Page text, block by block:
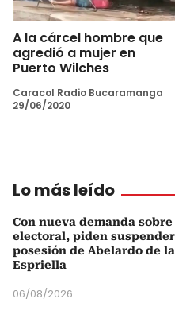
A la cárcel hombre que
agredió a mujer en
Puerto Wilches
Caracol Radio Bucaramanga
29/06/2020
Lo más leído
Con nueva demanda
electoral, piden suspender
posesión de Abelardo de la
Espriella
06/08/2026